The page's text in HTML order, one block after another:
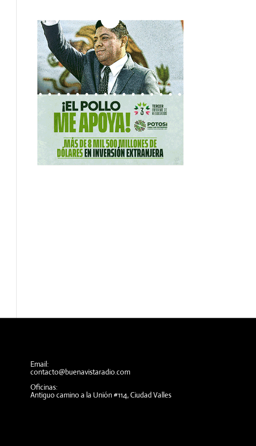
Email:
contacto@buenavistaradio.com
Oficinas:
Antiguo camino a la Unión #114, Ciudad Valles